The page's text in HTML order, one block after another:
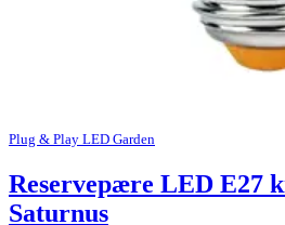
Plug & Play LED Garden
Reservepære LED E27
Saturnus